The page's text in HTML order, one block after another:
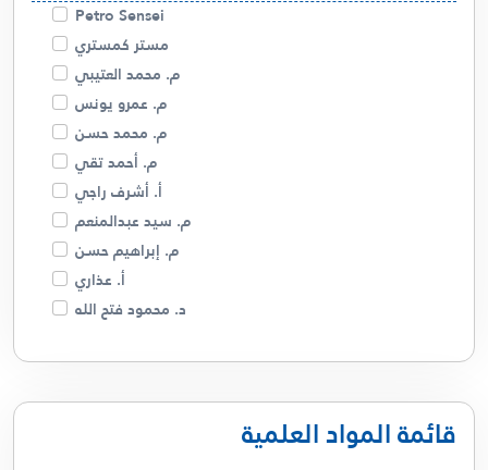
Petro Sensei
مستر كمستري
م. محمد العتيبي
م. عمرو يونس
م. محمد حسن
م. أحمد تقي
أ. أشرف راجي
م. سيد عبدالمنعم
م. إبراهيم حسن
أ. عذاري
د. محمود فتح الله
د. أمل السيد
م. مريم الجدحي
قائمة المواد العلمية